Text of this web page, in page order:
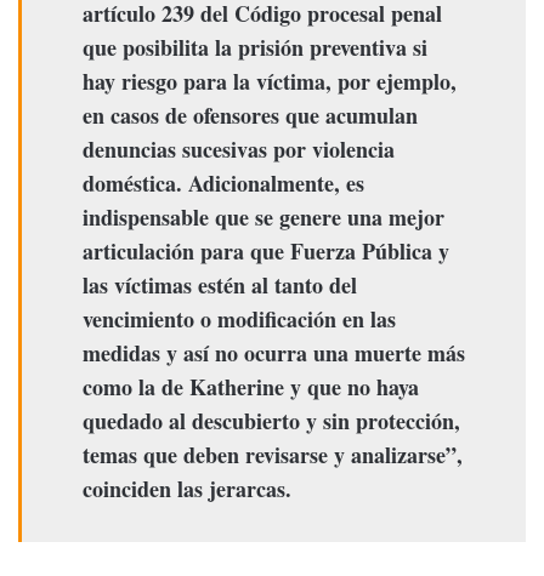
artículo 239 del Código procesal penal
que posibilita la prisión preventiva si
hay riesgo para la víctima, por ejemplo,
en casos de ofensores que acumulan
denuncias sucesivas por violencia
doméstica. Adicionalmente, es
indispensable que se genere una mejor
articulación para que Fuerza Pública y
las víctimas estén al tanto del
vencimiento o modificación en las
medidas y así no ocurra una muerte más
como la de Katherine y que no haya
quedado al descubierto y sin protección,
temas que deben revisarse y analizarse”,
coinciden las jerarcas.